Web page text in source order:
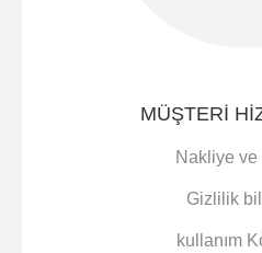
MÜŞTERI
Nakliye
Gizlilik
kullanım